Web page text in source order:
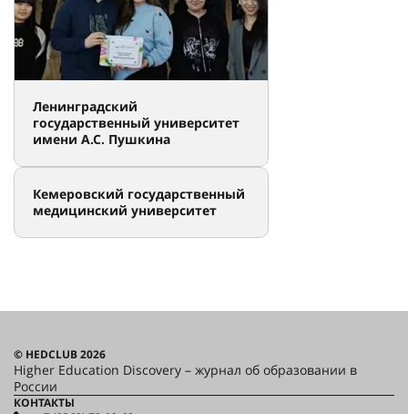
Ленинградский
государственный университет
имени А.С. Пушкина
Кемеровский государственный
медицинский университет
© HEDCLUB 2026
Higher Education Discovery – журнал об образовании в
России
КОНТАКТЫ